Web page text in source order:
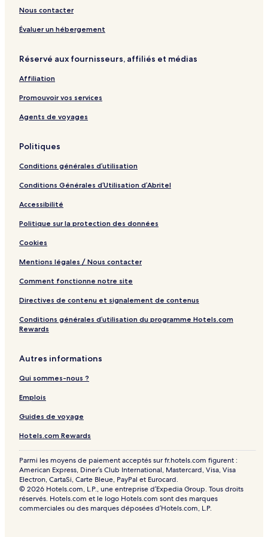
a
y
r
a
M
s
u
i
Nous contacter
Évaluer un hébergement
Réservé aux fournisseurs, affiliés et médias
Affiliation
Promouvoir vos services
Agents de voyages
Politiques
Conditions générales d’utilisation
Conditions Générales d’Utilisation d’Abritel
Accessibilité
Politique sur la protection des données
Cookies
Mentions légales / Nous contacter
Comment fonctionne notre site
Directives de contenu et signalement de contenus
Conditions générales d’utilisation du programme Hotels.com
Rewards
Autres informations
Qui sommes-nous ?
Emplois
Guides de voyage
Hotels.com Rewards
Parmi les moyens de paiement acceptés sur fr.hotels.com figurent :
American Express, Diner’s Club International, Mastercard, Visa, Visa
Electron, CartaSi, Carte Bleue, PayPal et Eurocard.
© 2026 Hotels.com, L.P., une entreprise d’Expedia Group. Tous droits
réservés. Hotels.com et le logo Hotels.com sont des marques
commerciales ou des marques déposées d’Hotels.com, L.P.